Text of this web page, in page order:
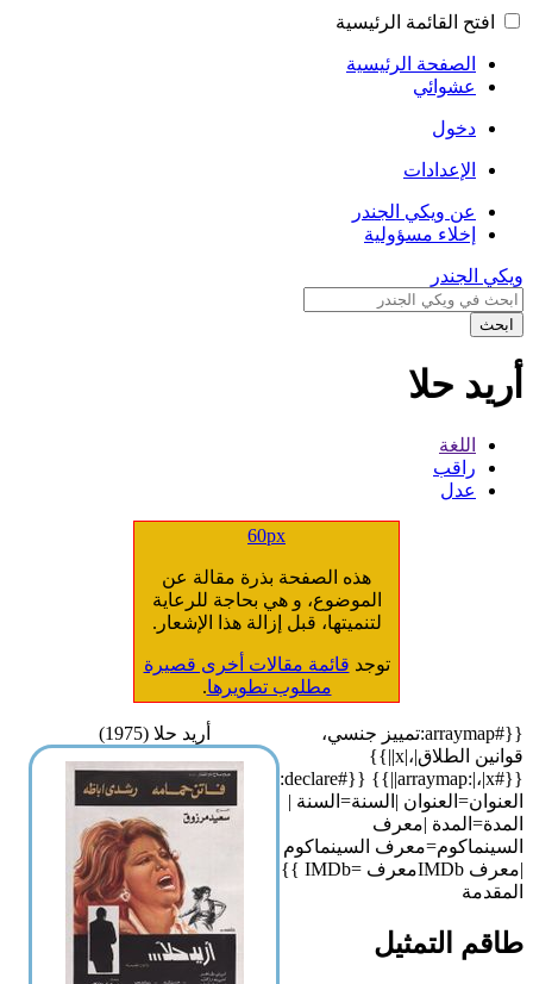
افتح القائمة الرئيسية
الصفحة الرئيسية
عشوائي
دخول
الإعدادات
عن ويكي الجندر
إخلاء مسؤولية
ويكي الجندر
ابحث
أريد حلا
اللغة
راقب
عدل
60px
هذه الصفحة بذرة مقالة عن
الموضوع، و هي بحاجة للرعاية
لتنميتها، قبل إزالة هذا الإشعار.
توجد قائمة مقالات أخرى قصيرة
مطلوب تطويرها.
أريد حلا (1975)
{{#arraymap:تمييز جنسي،
قوانين الطلاق|،|x||}}
{{#arraymap:|،|x||}} {{#declare:
العنوان=العنوان |السنة=السنة |
المدة=المدة |معرف
السينماكوم=معرف السينماكوم
|معرف IMDbمعرف =IMDb }}
المقدمة
طاقم التمثيل